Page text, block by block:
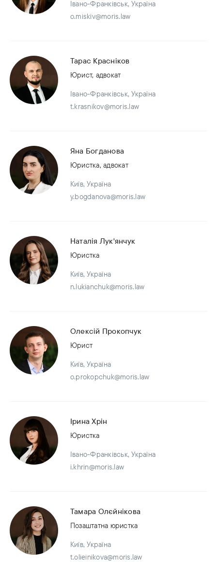
Івано-Франківськ, Україна
o.miskiv@moris.law
Тарас Красніков
Юрист, адвокат
Івано-Франківськ, Україна
t.krasnikov@moris.law
Яна Богданова
Юристка, адвокат
Київ, Україна
y.bogdanova@moris.law
Наталія Лук'янчук
Юристка
Київ, Україна
n.lukianchuk@moris.law
Олексій Прокопчук
Юрист
Київ, Україна
o.prokopchuk@moris.law
Ірина Хрін
Юристка
Івано-Франківськ, Україна
i.khrin@moris.law
Тамара Олєйнікова
Позаштатна юристка
Київ, Україна
t.olieinikova@moris.law